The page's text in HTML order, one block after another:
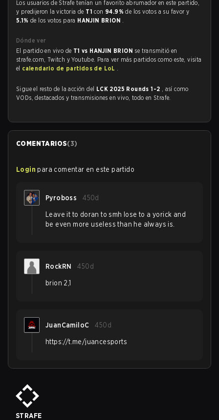
Los usuarios de Strafe tenían un favorito abrumador en este partido,
y predijeron la victoria de T1con 94.9%de los votos a su favor y
5.1% de los votos para HANJIN BRION .
Dónde ver
El partido en vivo de T1 vs HANJIN BRION se transmitió en
strafe.com, Twitch y Youtube. Para ver más partidos como este, visita
el calendario de partidos de LoL .
Sigue el resto de la acción del LCK 2025 Rounds 1-2 , así como
VODs, destacados y transmisiones en vivo, todo en Strafe.
COMENTARIOS(3)
Login para comentar en este partido
Pyroboss 450d
Leave it to doran to smh lose to a yorick and
be even more useless than he always is.
RockRN 450d
brion 2,1
JuanCamiloC 450d
https://t.me/juancesports
STRAFE